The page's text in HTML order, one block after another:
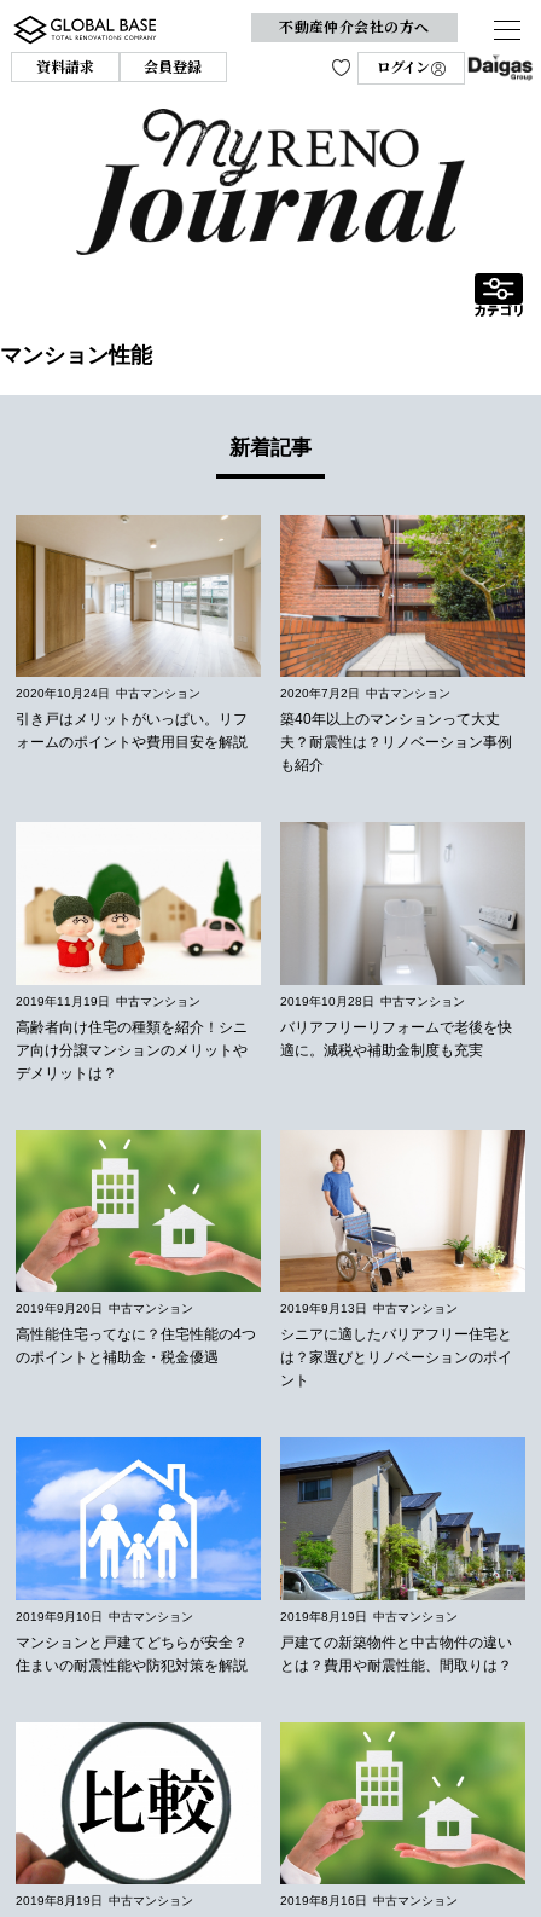
不動産仲介会社の方へ
資料請求
会員登録 ログイン
マンション性能
新着記事
2020年10月24日 中古マンション
引き戸はメリットがいっぱい。リフ
ォームのポイントや費用目安を解説
2020年7月2日 中古マンション
築40年以上のマンションって大丈
夫？耐震性は？リノベーション事例
も紹介
2019年11月19日 中古マンション
高齢者向け住宅の種類を紹介！シニ
ア向け分譲マンションのメリットや
デメリットは？
2019年10月28日 中古マンション
バリアフリーリフォームで老後を快
適に。減税や補助金制度も充実
2019年9月20日 中古マンション
高性能住宅ってなに？住宅性能の4つ
のポイントと補助金・税金優遇
2019年9月13日 中古マンション
シニアに適したバリアフリー住宅と
は？家選びとリノベーションのポイ
ント
2019年9月10日 中古マンション
マンションと戸建てどちらが安全？
住まいの耐震性能や防犯対策を解説
2019年8月19日 中古マンション
戸建ての新築物件と中古物件の違い
とは？費用や耐震性能、間取りは？
2019年8月19日 中古マンション 2019年8月16日 中古マンション